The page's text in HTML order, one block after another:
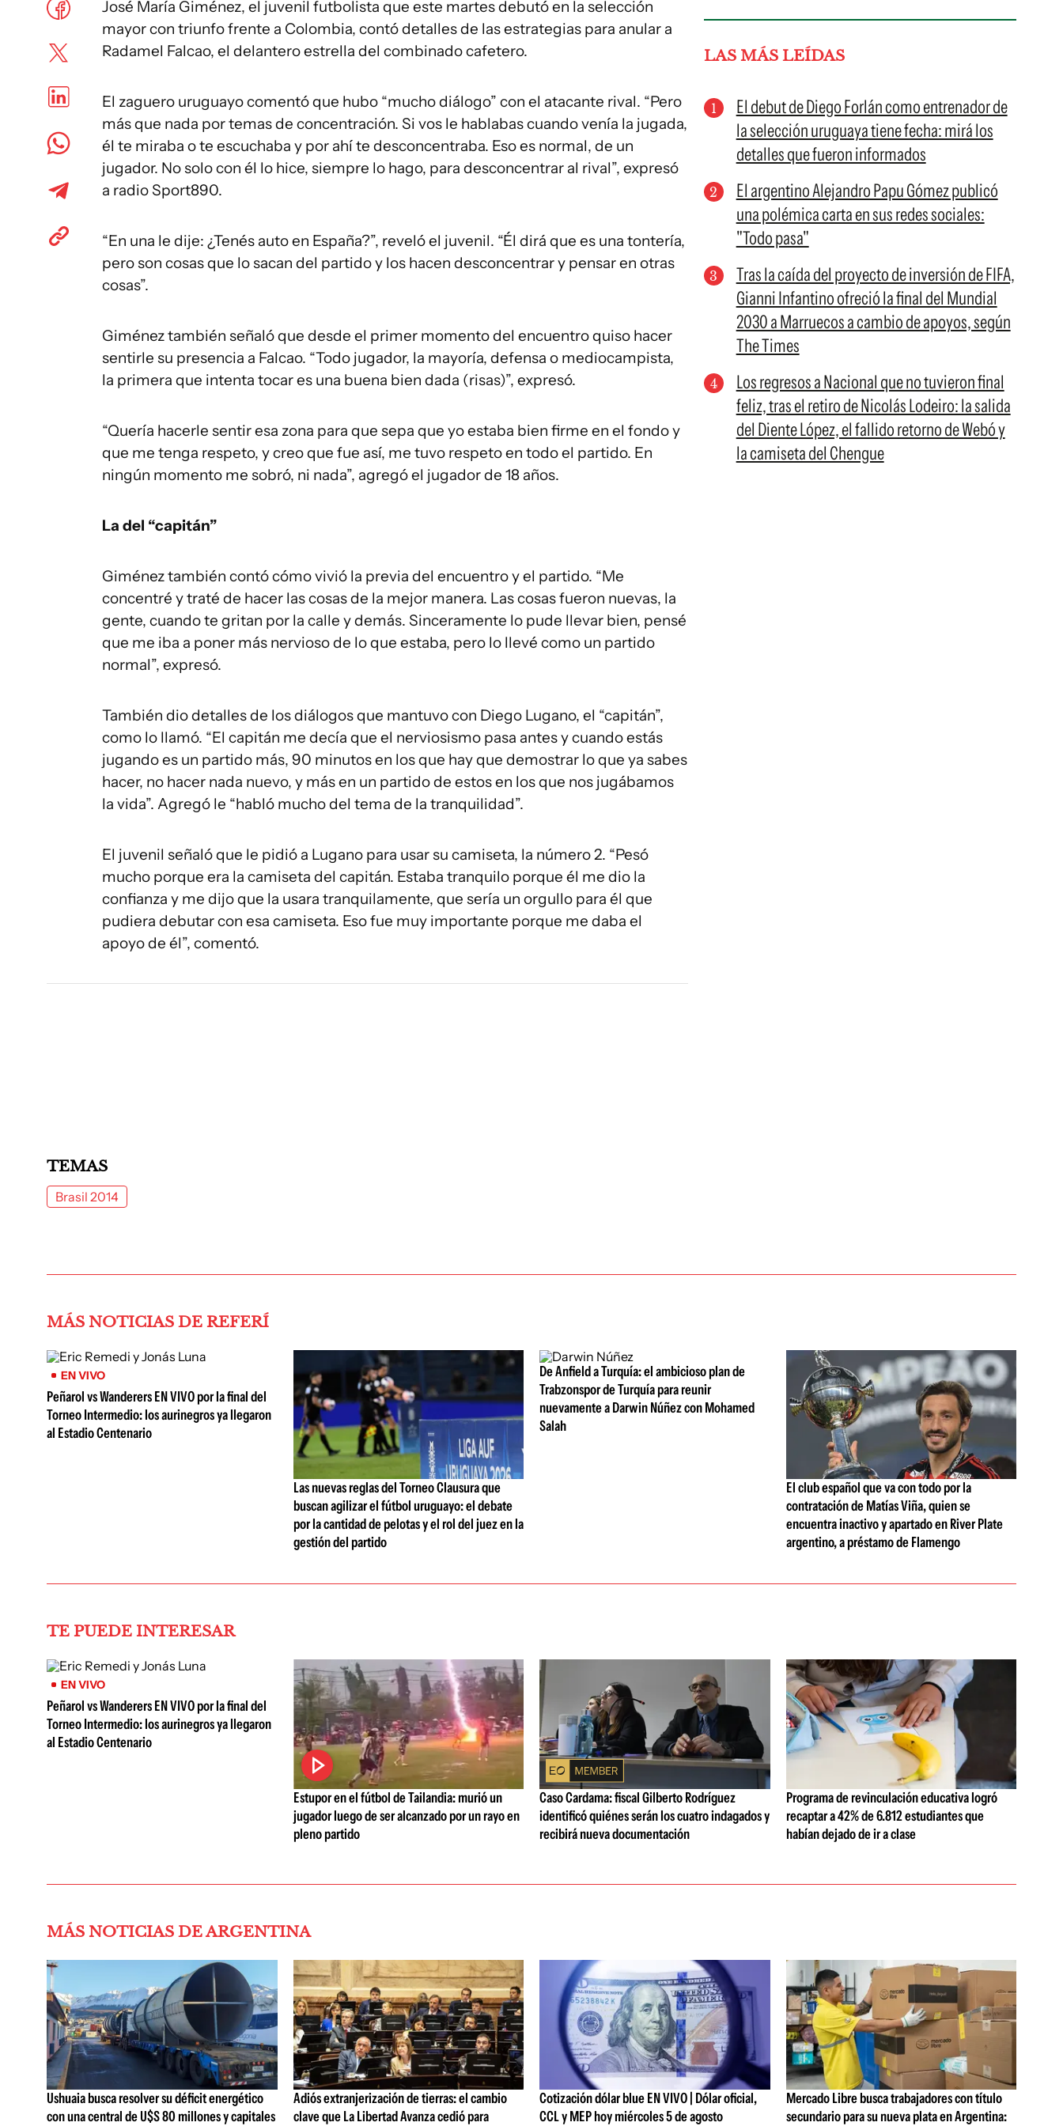
José María Giménez, el juvenil futbolista que este martes debutó en la selección
mayor con triunfo frente a Colombia, contó detalles de las estrategias para anular a
Radamel Falcao, el delantero estrella del combinado cafetero.
El zaguero uruguayo comentó que hubo “mucho diálogo” con el atacante rival. “Pero
más que nada por temas de concentración. Si vos le hablabas cuando venía la jugada,
él te miraba o te escuchaba y por ahí te desconcentraba. Eso es normal, de un
jugador. No solo con él lo hice, siempre lo hago, para desconcentrar al rival”, expresó
a radio Sport890.
“En una le dije: ¿Tenés auto en España?”, reveló el juvenil. “Él dirá que es una tontería,
pero son cosas que lo sacan del partido y los hacen desconcentrar y pensar en otras
cosas”.
Giménez también señaló que desde el primer momento del encuentro quiso hacer
sentirle su presencia a Falcao. “Todo jugador, la mayoría, defensa o mediocampista,
la primera que intenta tocar es una buena bien dada (risas)”, expresó.
“Quería hacerle sentir esa zona para que sepa que yo estaba bien firme en el fondo y
que me tenga respeto, y creo que fue así, me tuvo respeto en todo el partido. En
ningún momento me sobró, ni nada”, agregó el jugador de 18 años.
La del “capitán”
Giménez también contó cómo vivió la previa del encuentro y el partido. “Me
concentré y traté de hacer las cosas de la mejor manera. Las cosas fueron nuevas, la
gente, cuando te gritan por la calle y demás. Sinceramente lo pude llevar bien, pensé
que me iba a poner más nervioso de lo que estaba, pero lo llevé como un partido
normal”, expresó.
También dio detalles de los diálogos que mantuvo con Diego Lugano, el “capitán”,
como lo llamó. “El capitán me decía que el nerviosismo pasa antes y cuando estás
jugando es un partido más, 90 minutos en los que hay que demostrar lo que ya sabes
hacer, no hacer nada nuevo, y más en un partido de estos en los que nos jugábamos
la vida”. Agregó le “habló mucho del tema de la tranquilidad”.
El juvenil señaló que le pidió a Lugano para usar su camiseta, la número 2. “Pesó
mucho porque era la camiseta del capitán. Estaba tranquilo porque él me dio la
confianza y me dijo que la usara tranquilamente, que sería un orgullo para él que
pudiera debutar con esa camiseta. Eso fue muy importante porque me daba el
apoyo de él”, comentó.
LAS MÁS LEÍDAS
El debut de Diego Forlán como entrenador de
la selección uruguaya tiene fecha: mirá los
detalles que fueron informados
El argentino Alejandro Papu Gómez publicó
una polémica carta en sus redes sociales:
"Todo pasa"
Tras la caída del proyecto de inversión de FIFA,
Gianni Infantino ofreció la final del Mundial
2030 a Marruecos a cambio de apoyos, según
The Times
Los regresos a Nacional que no tuvieron final
feliz, tras el retiro de Nicolás Lodeiro: la salida
del Diente López, el fallido retorno de Webó y
la camiseta del Chengue
TEMAS
Brasil 2014
MÁS NOTICIAS DE REFERÍ
EN VIVO
Peñarol vs Wanderers EN VIVO por la final del
Torneo Intermedio: los aurinegros ya llegaron
al Estadio Centenario
Las nuevas reglas del Torneo Clausura que
buscan agilizar el fútbol uruguayo: el debate
por la cantidad de pelotas y el rol del juez en la
gestión del partido
De Anfield a Turquía: el ambicioso plan de
Trabzonspor de Turquía para reunir
nuevamente a Darwin Núñez con Mohamed
Salah
El club español que va con todo por la
contratación de Matías Viña, quien se
encuentra inactivo y apartado en River Plate
argentino, a préstamo de Flamengo
TE PUEDE INTERESAR
EN VIVO
Peñarol vs Wanderers EN VIVO por la final del
Torneo Intermedio: los aurinegros ya llegaron
al Estadio Centenario
Estupor en el fútbol de Tailandia: murió un
jugador luego de ser alcanzado por un rayo en
pleno partido
Caso Cardama: fiscal Gilberto Rodríguez
identificó quiénes serán los cuatro indagados y
recibirá nueva documentación
Programa de revinculación educativa logró
recaptar a 42% de 6.812 estudiantes que
habían dejado de ir a clase
MÁS NOTICIAS DE ARGENTINA
Ushuaia busca resolver su déficit energético
con una central de U$S 80 millones y capitales
Adiós extranjerización de tierras: el cambio
clave que La Libertad Avanza cedió para
Cotización dólar blue EN VIVO | Dólar oficial,
CCL y MEP hoy miércoles 5 de agosto
Mercado Libre busca trabajadores con título
secundario para su nueva plata en Argentina: